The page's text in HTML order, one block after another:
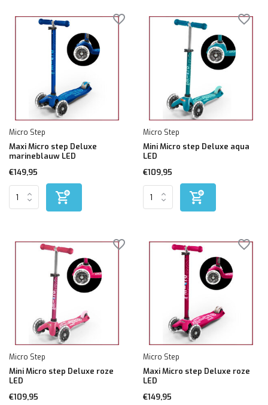
Micro Step
Maxi Micro step Deluxe
marineblauw LED
€149,95
Micro Step
Mini Micro step Deluxe aqua
LED
€109,95
Micro Step
Mini Micro step Deluxe roze
LED
€109,95
Micro Step
Maxi Micro step Deluxe roze
LED
€149,95